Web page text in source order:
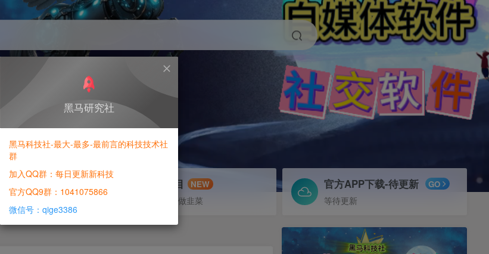
信息差项目 NEW
寻机缘-拒绝做韭菜
官方APP下载-待更新 GO
等待更新
黑马研究社
黑马科技社-最大-最多-最前言的科技技术社
群
加入QQ群：每日更新新科技
官方QQ9群：1041075866
微信号：qige3386